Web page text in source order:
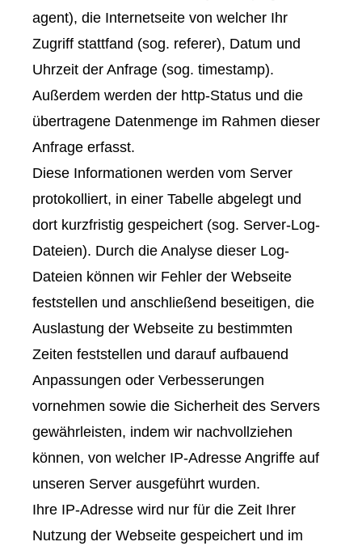
agent), die Internetseite von welcher Ihr
Zugriff stattfand (sog. referer), Datum und
Uhrzeit der Anfrage (sog. timestamp).
Außerdem werden der http-Status und die
übertragene Datenmenge im Rahmen dieser
Anfrage erfasst.
Diese Informationen werden vom Server
protokolliert, in einer Tabelle abgelegt und
dort kurzfristig gespeichert (sog. Server-Log-
Dateien). Durch die Analyse dieser Log-
Dateien können wir Fehler der Webseite
feststellen und anschließend beseitigen, die
Auslastung der Webseite zu bestimmten
Zeiten feststellen und darauf aufbauend
Anpassungen oder Verbesserungen
vornehmen sowie die Sicherheit des Servers
gewährleisten, indem wir nachvollziehen
können, von welcher IP-Adresse Angriffe auf
unseren Server ausgeführt wurden.
Ihre IP-Adresse wird nur für die Zeit Ihrer
Nutzung der Webseite gespeichert und im